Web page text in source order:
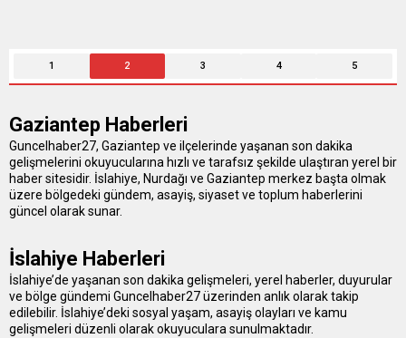
1 2 3 4 5
Gaziantep Haberleri
Guncelhaber27, Gaziantep ve ilçelerinde yaşanan son dakika
gelişmelerini okuyucularına hızlı ve tarafsız şekilde ulaştıran yerel bir
haber sitesidir. İslahiye, Nurdağı ve Gaziantep merkez başta olmak
üzere bölgedeki gündem, asayiş, siyaset ve toplum haberlerini
güncel olarak sunar.
İslahiye Haberleri
İslahiye’de yaşanan son dakika gelişmeleri, yerel haberler, duyurular
ve bölge gündemi Guncelhaber27 üzerinden anlık olarak takip
edilebilir. İslahiye’deki sosyal yaşam, asayiş olayları ve kamu
gelişmeleri düzenli olarak okuyuculara sunulmaktadır.